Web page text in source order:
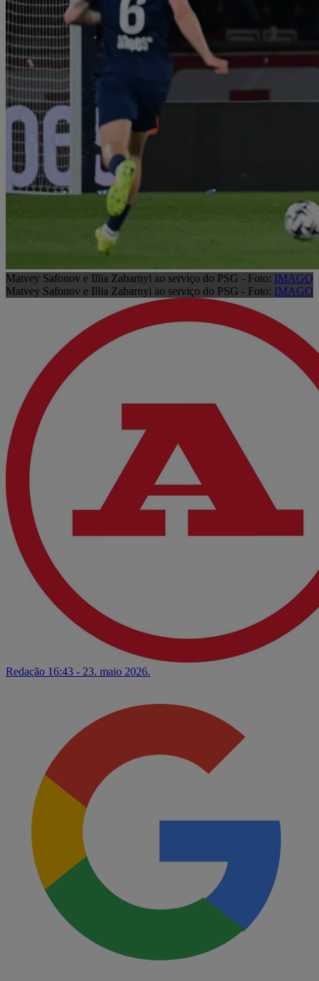
Matvey Safonov e Illia Zabarnyi ao serviço do PSG - Foto: IMAGO
Matvey Safonov e Illia Zabarnyi ao serviço do PSG - Foto: IMAGO
Redação 16:43 - 23. maio 2026.